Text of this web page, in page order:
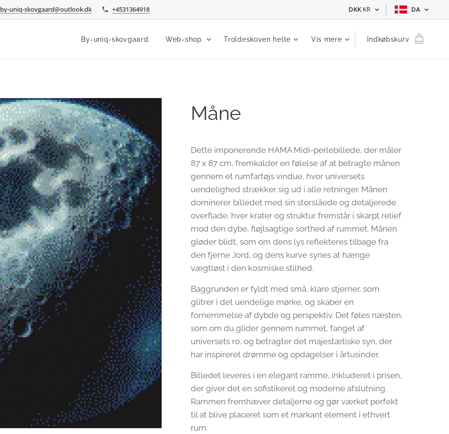
by-uniq-skovgaard@outlook.dk +4531364918 DKK KR DA
By-uniq-skovgaard. Web-shop. Troldeskoven helte Vis mere Indkøbskurv
Måne
Dette imponerende HAMA Midi-perlebillede, der måler
87 x 87 cm, fremkalder en følelse af at betragte månen
gennem et rumfartøjs vindue, hvor universets
uendelighed strækker sig ud i alle retninger. Månen
dominerer billedet med sin storslåede og detaljerede
overflade, hver krater og struktur fremstår i skarpt relief
mod den dybe, fløjlsagtige sorthed af rummet. Månen
gløder blidt, som om dens lys reflekteres tilbage fra
den fjerne Jord, og dens kurve synes at hænge
vægtløst i den kosmiske stilhed.
Baggrunden er fyldt med små, klare stjerner, som
glitrer i det uendelige mørke, og skaber en
fornemmelse af dybde og perspektiv. Det føles næsten,
som om du glider gennem rummet, fanget af
universets ro, og betragter det majestætiske syn, der
har inspireret drømme og opdagelser i årtusinder.
Billedet leveres i en elegant ramme, inkluderet i prisen,
der giver det en sofistikeret og moderne afslutning.
Rammen fremhæver detaljerne og gør værket perfekt
til at blive placeret som et markant element i ethvert
rum.